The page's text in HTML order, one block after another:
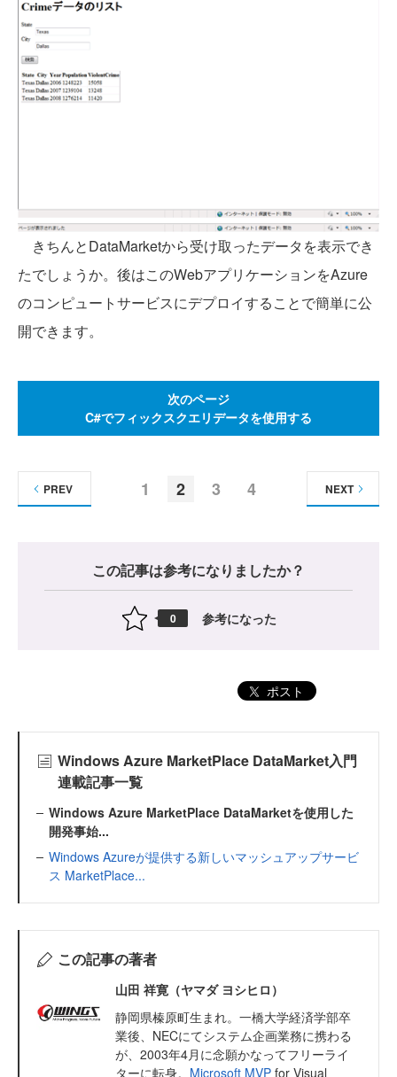
きちんとDataMarketから受け取ったデータを表示でき
たでしょうか。後はこのWebアプリケーションをAzure
のコンピュートサービスにデプロイすることで簡単に公
開できます。
次のページ
C#でフィックスクエリデータを使用する
1 2 3 4
PREV NEXT
この記事は参考になりましたか？
0 参考になった
ポスト
Windows Azure MarketPlace DataMarket入門
連載記事一覧
Windows Azure MarketPlace DataMarketを使用した
開発事始...
Windows Azureが提供する新しいマッシュアップサービ
ス MarketPlace...
この記事の著者
山田 祥寛（ヤマダ ヨシヒロ）
静岡県榛原町生まれ。一橋大学経済学部卒
業後、NECにてシステム企画業務に携わる
が、2003年4月に念願かなってフリーライ
ターに転身。 Microsoft MVP for Visual